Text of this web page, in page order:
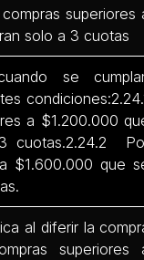
superiores
solo a 3 cuotas
se
a $1.200.000
cuotas.2.24.2
$1.600.000 que
al diferir la
superiores